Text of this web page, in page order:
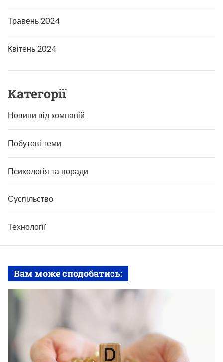
Травень 2024
Квітень 2024
Категорії
Новини від компаній
Побутові теми
Психологія та поради
Суспільство
Технології
Вам може сподобатись: